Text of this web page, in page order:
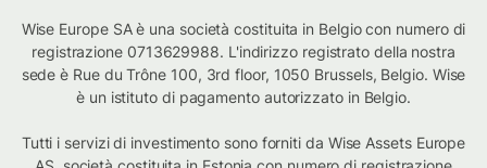
Wise Europe SA è una società costituita in Belgio con numero di
registrazione 0713629988. L'indirizzo registrato della nostra
sede è Rue du Trône 100, 3rd floor, 1050 Brussels, Belgio. Wise
è un istituto di pagamento autorizzato in Belgio.
Tutti i servizi di investimento sono forniti da Wise Assets Europe